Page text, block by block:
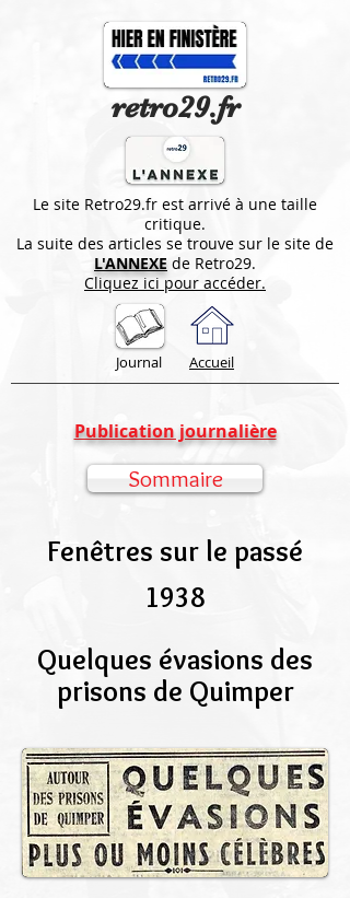
retro29.fr
Le site Retro29.fr est arrivé à une taille
critique.
La suite des articles se trouve sur le site de
L'ANNEXE de Retro29.
Cliquez ici pour accéder.
Journal Accueil
Publication journalière
Fenêtres sur le passé
1938
Quelques évasions des
prisons de Quimper
Sommaire